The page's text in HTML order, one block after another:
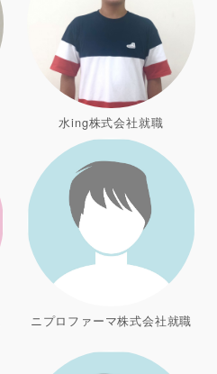
水ing株式会社就職
ニプロファーマ株式会社就職